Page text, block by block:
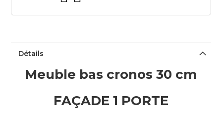
Détails
Meuble bas cronos 30 cm
FAÇADE 1 PORTE